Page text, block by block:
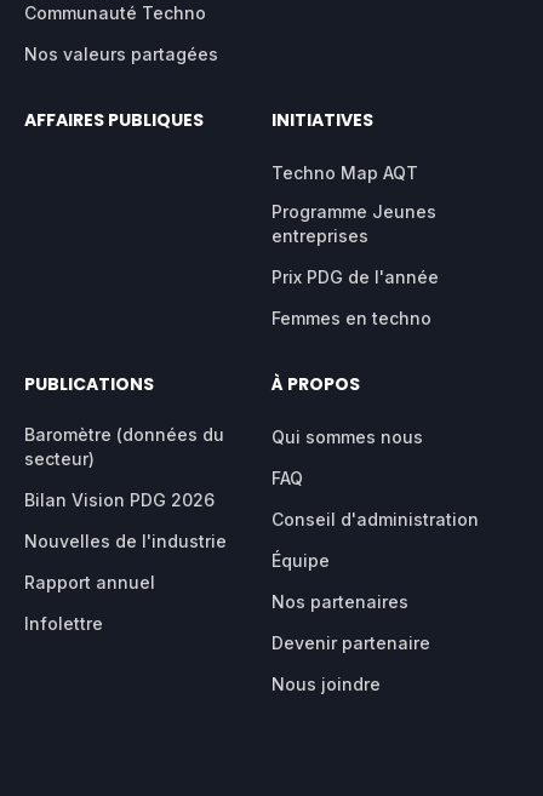
Communauté Techno
Nos valeurs partagées
AFFAIRES PUBLIQUES INITIATIVES
Techno Map AQT
Programme Jeunes
entreprises
Prix PDG de l'année
Femmes en techno
PUBLICATIONS
Baromètre (données du
secteur)
Bilan Vision PDG 2026
Nouvelles de l'industrie
Rapport annuel
Infolettre
À PROPOS
Qui sommes nous
FAQ
Conseil d'administration
Équipe
Nos partenaires
Devenir partenaire
Nous joindre